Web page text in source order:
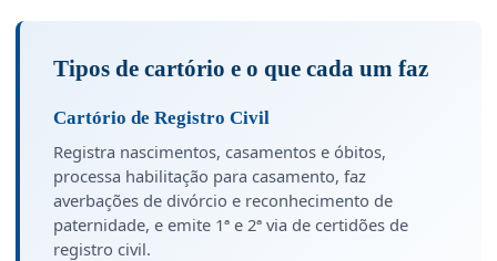
Tipos de cartório e o que cada um faz
Cartório de Registro Civil
Registra nascimentos, casamentos e óbitos,
processa habilitação para casamento, faz
averbações de divórcio e reconhecimento de
paternidade, e emite 1ª e 2ª via de certidões de
registro civil.